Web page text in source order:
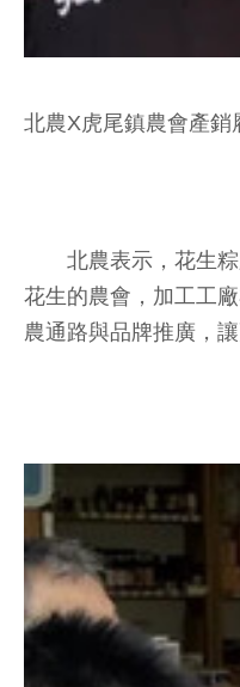
北農X虎尾鎮農會產銷
北農表示，花生粽
花生的農會，加工工
農通路與品牌推廣，